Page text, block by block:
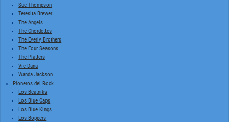
Sue Thompson
Teresita Brewer
The Angels
The Chordettes
The Everly Brothers
The Four Seasons
The Platters
Vic Dana
Wanda Jackson
Pioneros del Rock
Los Beatniks
Los Blue Caps
Los Blue Kings
Los Boppers